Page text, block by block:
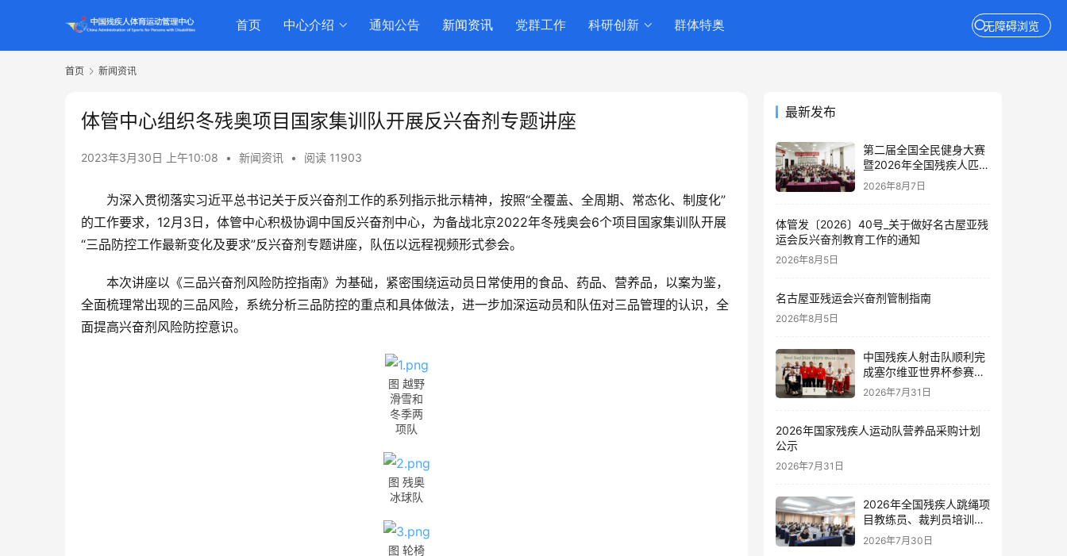
无障碍浏览
首页 中心介绍 通知公告 新闻资讯 党群工作 科研创新 群体特奥
首页 新闻资讯
体管中心组织冬残奥项目国家集训队开展反兴奋剂专题讲座
2023年3月30日 上午10:08 • 新闻资讯 • 阅读 11903
为深入贯彻落实习近平总书记关于反兴奋剂工作的系列指示批示精神，按照“全覆盖、全周期、常态化、制度化”
的工作要求，12月3日，体管中心积极协调中国反兴奋剂中心，为备战北京2022年冬残奥会6个项目国家集训队开展
“三品防控工作最新变化及要求”反兴奋剂专题讲座，队伍以远程视频形式参会。
本次讲座以《三品兴奋剂风险防控指南》为基础，紧密围绕运动员日常使用的食品、药品、营养品，以案为鉴，
全面梳理常出现的三品风险，系统分析三品防控的重点和具体做法，进一步加深运动员和队伍对三品管理的认识，全
面提高兴奋剂风险防控意识。
图 越野
滑雪和
冬季两
项队
图 残奥
冰球队
图 轮椅
最新发布
第二届全国全民健身大赛
暨2026年全国残疾人匹克
球推广活动在京举办
2026年8月7日
体管发〔2026〕40号_关于做好名古屋亚残
运会反兴奋剂教育工作的通知
2026年8月5日
名古屋亚残运会兴奋剂管制指南
2026年8月5日
中国残疾人射击队顺利完
成塞尔维亚世界杯参赛任
务
2026年7月31日
2026年国家残疾人运动队营养品采购计划
公示
2026年7月31日
2026年全国残疾人跳绳项
目教练员、裁判员培训班
在新疆伊犁开班
2026年7月30日